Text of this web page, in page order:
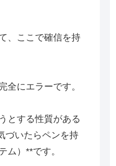
、ここで確信を持
全にエラーです。
とする性質がある
づいたらペンを持
ム）**です。